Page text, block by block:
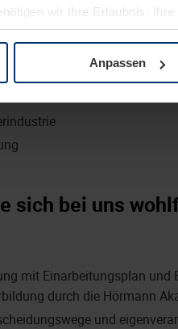
wir Ihre Erlaubnis.
unserer Website
Anpassen
und
sowie
sich bei uns
mit Einarbeitungsplan und
durch die Hörmann
und